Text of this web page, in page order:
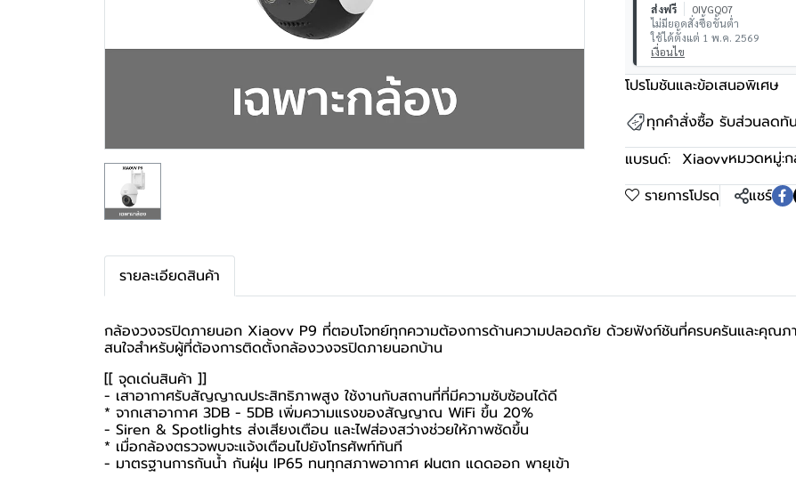
ส่งฟรี
0IVGQ07
ไม่มียอดสั่งซื้อขั้นต่ำ
ใช้ได้ตั้งแต่ 1 พ.ค. 2569
เงื่อนไข
โปรโมชันและข้อเสนอพิเศษ
ทุกคำสั่งซื้อ รับส่วนลดทั
แบรนด์: Xiaovvหมวดหมู่:
รายการโปรด
แชร์
รายละเอียดสินค้า
กล้องวงจรปิดภายนอก Xiaovv P9 ที่ตอบโจทย์ทุกความต้องการด้านความปลอดภัย ด้วยฟังก์ชันที่ครบครันและคุณภ
สนใจสำหรับผู้ที่ต้องการติดตั้งกล้องวงจรปิดภายนอกบ้าน
[[ จุดเด่นสินค้า ]]
- เสาอากาศรับสัญญาณประสิทธิภาพสูง ใช้งานกับสถานที่ที่มีความซับซ้อนได้ดี
* จากเสาอากาศ 3DB - 5DB เพิ่มความแรงของสัญญาณ WiFi ขึ้น 20%
- Siren & Spotlights ส่งเสียงเตือน และไฟส่องสว่างช่วยให้ภาพชัดขึ้น
* เมื่อกล้องตรวจพบจะแจ้งเตือนไปยังโทรศัพท์ทันที
- มาตรฐานการกันน้ำ กันฝุ่น IP65 ทนทุกสภาพอากาศ ฝนตก แดดออก พายุเข้า